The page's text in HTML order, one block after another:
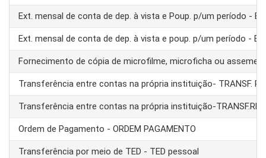
Ext. mensal de conta de dep. à vista e Poup. p/um período -
Ext. mensal de conta de dep. à vista e poup. p/um período -
Fornecimento de cópia de microfilme, microficha ou
Transferência entre contas na própria instituição- TRANSF.
Transferência entre contas na própria instituição-
Ordem de Pagamento - ORDEM PAGAMENTO
Transferência por meio de TED - TED pessoal